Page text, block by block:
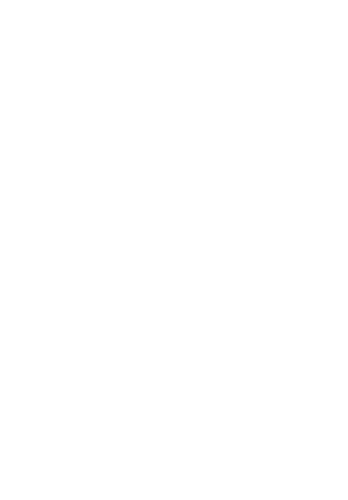
ami à l'auteur
photo de cette